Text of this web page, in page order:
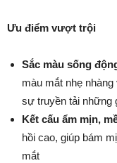
Ưu điểm vượt trội
Sắc màu sống
màu mắt nhẹ
sự truyền tải những
Kết cấu ẩm mịn,
hồi cao, giúp bám
mắt